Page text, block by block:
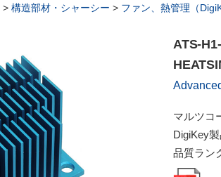
> 構造部材・シャーシー > ファン、熱管理（
ATS-
マルツコ
DigiKey製
品質ラン